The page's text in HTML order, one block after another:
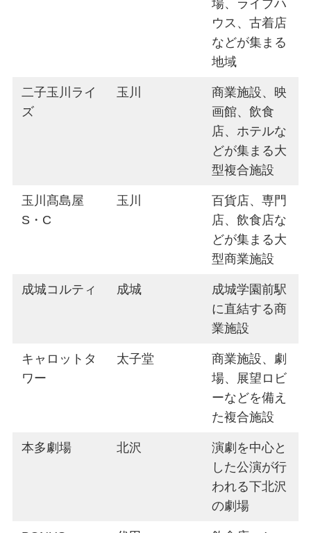
場、ライブハ
ウス、古着店
などが集まる
地域
二子玉川ライ
ズ
玉川
商業施設、映
画館、飲食
店、ホテルな
どが集まる大
型複合施設
玉川髙島屋
S・C
玉川
百貨店、専門
店、飲食店な
どが集まる大
型商業施設
成城コルティ 成城
成城学園前駅
に直結する商
業施設
キャロットタ
ワー
太子堂
商業施設、劇
場、展望ロビ
ーなどを備え
た複合施設
本多劇場 北沢
演劇を中心と
した公演が行
われる下北沢
の劇場